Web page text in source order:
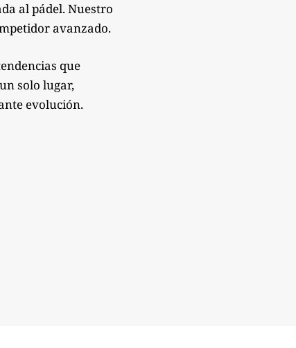
al pádel. Nuestro
avanzado.
que
solo lugar,
evolución.